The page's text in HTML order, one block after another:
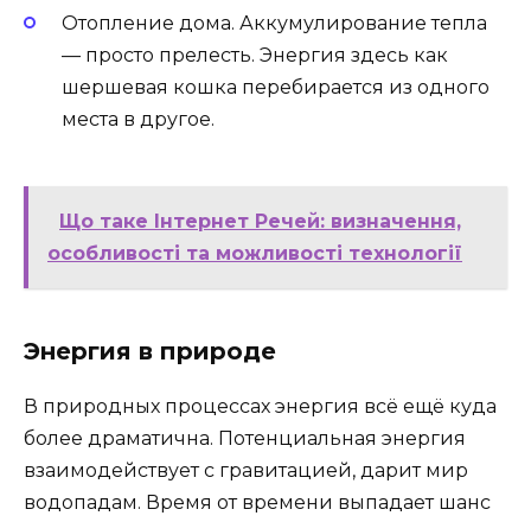
Отопление дома. Аккумулирование тепла
— просто прелесть. Энергия здесь как
шершевая кошка перебирается из одного
места в другое.
Що таке Інтернет Речей: визначення,
особливості та можливості технології
Энергия в природе
В природных процессах энергия всё ещё куда
более драматична. Потенциальная энергия
взаимодействует с гравитацией, дарит мир
водопадам. Время от времени выпадает шанс